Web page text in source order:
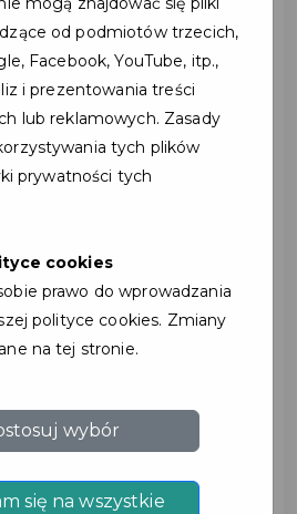
i specjalnych ofert zachęca
z usług
się na większe
potencjalny wzrost
klientów
trwałych relacji z
i regularnie
społeczny
społeczne
i gotowość do wspierania
się do Programu
od podmiotów trzecich,
Facebook, YouTube, itp.,
i prezentowania treści
lub reklamowych. Zasady
tych plików
prywatności tych
cookies
prawo do wprowadzania
polityce cookies. Zmiany
na tej stronie.
wybór
się na wszystkie